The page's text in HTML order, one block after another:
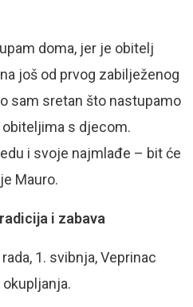
doma, jer je obitelj
još od prvog zabilježenog
sam sretan što nastupamo
s djecom.
i svoje najmlađe – bit će
Mauro.
i zabava
1. svibnja, Veprinac